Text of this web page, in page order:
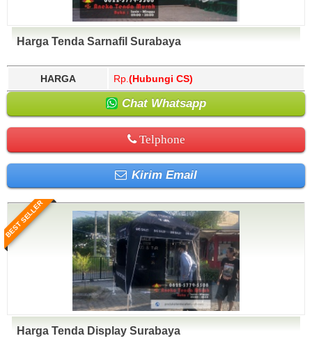
Harga Tenda Sarnafil Surabaya
HARGA Rp. (Hubungi CS)
Chat Whatsapp
Telphone
Kirim Email
BEST SELLER
Harga Tenda Display Surabaya